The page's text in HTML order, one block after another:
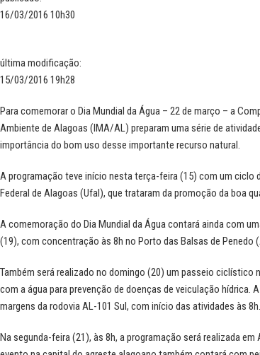
16/03/2016 10h30
última modificação:
15/03/2016 19h28
Para comemorar o Dia Mundial da Água – 22 de março – a
Ambiente de Alagoas (IMA/AL) preparam uma série de
importância do bom uso desse importante recurso natural.
A programação teve início nesta terça-feira (15) com um ciclo
Federal de Alagoas (Ufal), que trataram da promoção da boa
A comemoração do Dia Mundial da Água contará ainda com
(19), com concentração às 8h no Porto das Balsas de
Também será realizado no domingo (20) um passeio
com a água para prevenção de doenças de veiculação
margens da rodovia AL-101 Sul, com início das atividades às 8h.
Na segunda-feira (21), às 8h, a programação será realizada